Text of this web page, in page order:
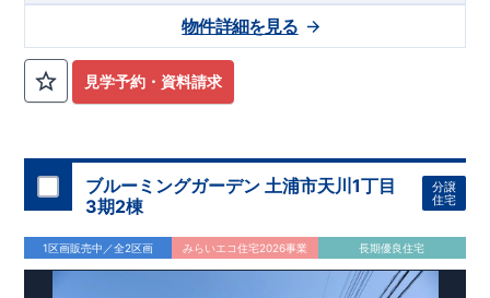
見学予約・資料請求
物件詳細を見る
ブルーミングガーデン 土浦市天川1丁目
3期2棟
分譲
住宅
1区画販売中／全2区画 みらいエコ住宅2026事業 長期優良住宅